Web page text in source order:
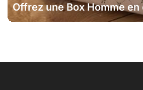
Offrez une Box Homme
un Noël Mémorable